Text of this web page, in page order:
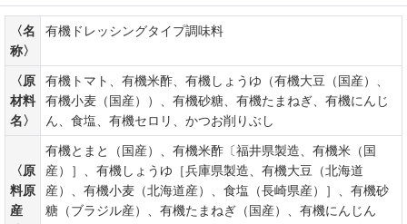
〈名
称〉
有機ドレッシングタイプ調味料
〈原
材料
名〉
有機トマト、有機米酢、有機しょうゆ（有機大豆（国産）、
有機小麦（国産））、有機砂糖、有機たまねぎ、有機にんじ
ん、食塩、有機セロリ、かつお削りぶし
〈原
料原
産
有機とまと（国産）、有機米酢〔福井県製造、有機米（国
産）］、有機しょうゆ［兵庫県製造、有機大豆（北海道
産）、有機小麦（北海道産）、食塩（長崎県産）］、有機砂
糖（ブラジル産）、有機たまねぎ（国産）、有機にんじん